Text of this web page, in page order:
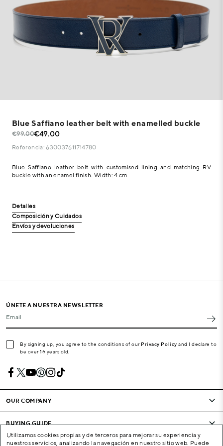
Blue Saffiano leather belt with enamelled buckle
€99.00€49.00
Referencia: 630037611714780
Blue Saffiano leather belt with customised lining and matching RV
buckle with an enamel finish. Width: 4 cm
Detalles
Composición y Cuidados
Envíos y devoluciones
ÚNETE A NUESTRA NEWSLETTER
Email
By signing up, you agree to the conditions of our Privacy Policy and I declare to
be over 16 years old.
OUR COMPANY
BUYING GUIDE
Utilizamos cookies propias y de terceros para mejorar su experiencia y
nuestros servicios, analizando la navegación en nuestro sitio web. Puede